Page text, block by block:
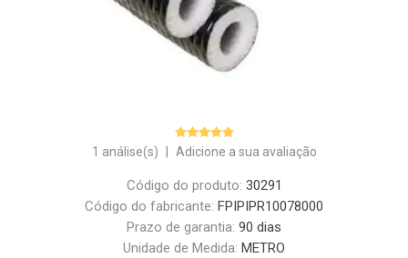
1 análise(s) Adicione a sua avaliação
Código do produto: 30291
Código do fabricante: FPIPIPR10078000
Prazo de garantia: 90 dias
Unidade de Medida: METRO